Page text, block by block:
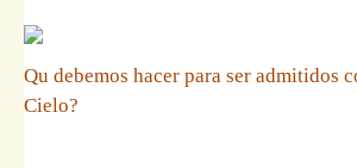
Qu debemos hacer para ser admitidos
Cielo?